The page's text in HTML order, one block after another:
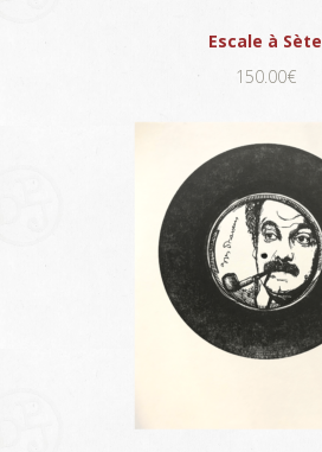
Escale à Sète
150.00€